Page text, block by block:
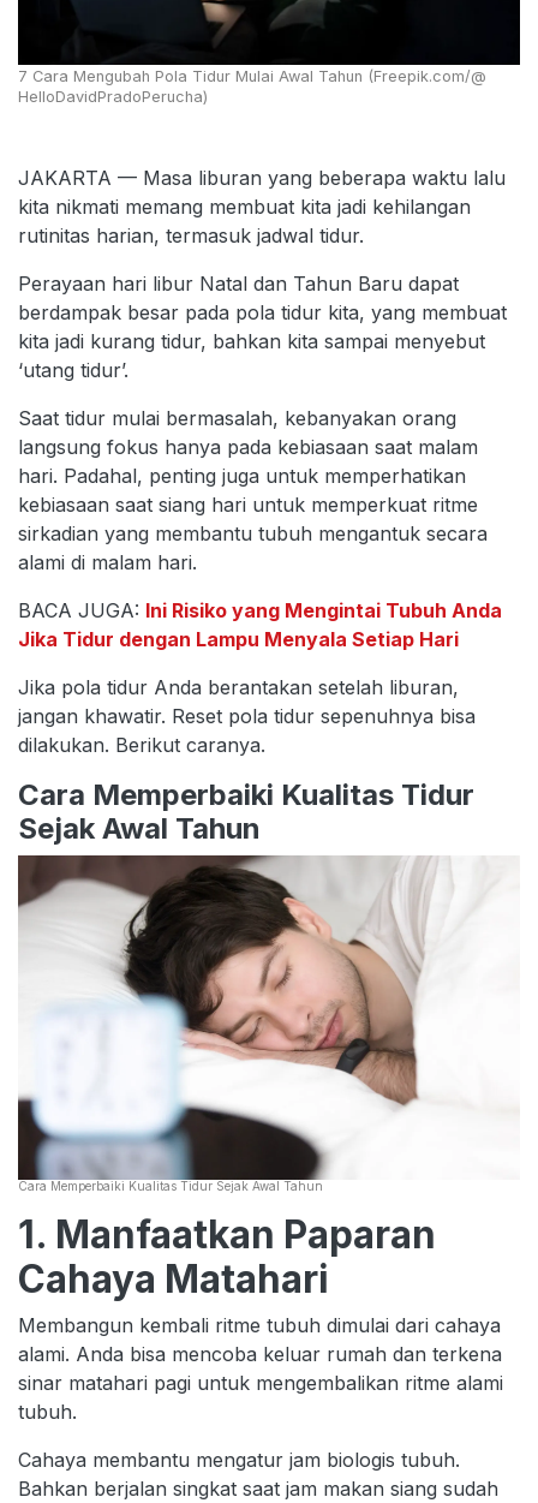
7 Cara Mengubah Pola Tidur Mulai Awal Tahun (Freepik.com/@
HelloDavidPradoPerucha)
JAKARTA — Masa liburan yang beberapa waktu lalu
kita nikmati memang membuat kita jadi kehilangan
rutinitas harian, termasuk jadwal tidur.
Perayaan hari libur Natal dan Tahun Baru dapat
berdampak besar pada pola tidur kita, yang membuat
kita jadi kurang tidur, bahkan kita sampai menyebut
‘utang tidur’.
Saat tidur mulai bermasalah, kebanyakan orang
langsung fokus hanya pada kebiasaan saat malam
hari. Padahal, penting juga untuk memperhatikan
kebiasaan saat siang hari untuk memperkuat ritme
sirkadian yang membantu tubuh mengantuk secara
alami di malam hari.
BACA JUGA: Ini Risiko yang Mengintai Tubuh Anda
Jika Tidur dengan Lampu Menyala Setiap Hari
Jika pola tidur Anda berantakan setelah liburan,
jangan khawatir. Reset pola tidur sepenuhnya bisa
dilakukan. Berikut caranya.
Cara Memperbaiki Kualitas Tidur
Sejak Awal Tahun
Cara Memperbaiki Kualitas Tidur Sejak Awal Tahun
1. Manfaatkan Paparan
Cahaya Matahari
Membangun kembali ritme tubuh dimulai dari cahaya
alami. Anda bisa mencoba keluar rumah dan terkena
sinar matahari pagi untuk mengembalikan ritme alami
tubuh.
Cahaya membantu mengatur jam biologis tubuh.
Bahkan berjalan singkat saat jam makan siang sudah